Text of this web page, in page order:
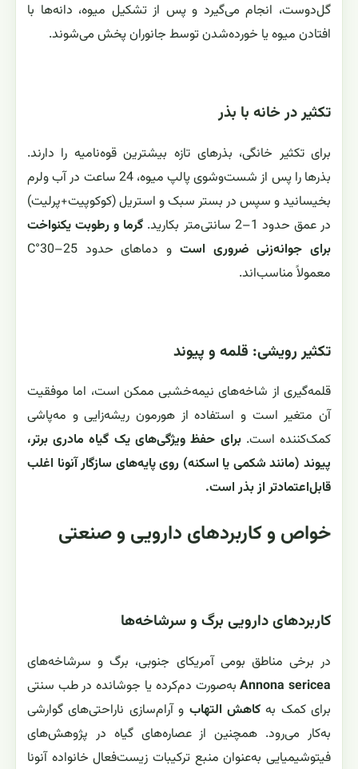
گل‌دوست، انجام می‌گیرد و پس از تشکیل میوه، دانه‌ها با
افتادن میوه یا خورده‌شدن توسط جانوران پخش می‌شوند.
تکثیر در خانه با بذر
برای تکثیر خانگی، بذرهای تازه بیشترین قوه‌نامیه را دارند.
بذرها را پس از شست‌وشوی پالپ میوه، 24 ساعت در آب ولرم
بخیسانید و سپس در بستر سبک و استریل (کوکوپیت+پرلیت)
در عمق حدود 1–2 سانتی‌متر بکارید.
گرما و رطوبت یکنواخت
برای جوانه‌زنی ضروری است
و دماهای حدود 25–30°C
معمولاً مناسب‌اند.
تکثیر رویشی: قلمه و پیوند
قلمه‌گیری از شاخه‌های نیمه‌خشبی ممکن است، اما موفقیت
آن متغیر است و استفاده از هورمون ریشه‌زایی و مه‌پاشی
کمک‌کننده است.برای حفظ ویژگی‌های یک گیاه مادری برتر،
پیوند (مانند شکمی یا اسکنه) روی پایه‌های سازگار آنونا اغلب
قابل‌اعتمادتر از بذر است.
خواص و کاربردهای دارویی و صنعتی
کاربردهای دارویی برگ و سرشاخه‌ها
در برخی مناطق بومی آمریکای جنوبی، برگ و سرشاخه‌های
Annona sericeaبه‌صورت دم‌کرده یا جوشانده در طب سنتی
برای کمک بهکاهش التهاب و آرام‌سازی ناراحتی‌های گوارشی
به‌کار می‌رود. همچنین از عصاره‌های گیاه در پژوهش‌های
فیتوشیمیایی به‌عنوان منبع ترکیبات زیست‌فعال خانواده آنونا